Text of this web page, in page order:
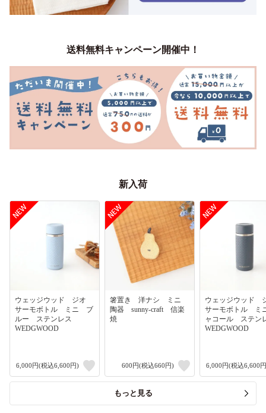
送料無料キャンペーン開催中！
新入荷
ウェッジウッド ジオ
サーモボトル ミニ ブ
ルー ステンレス
WEDGWOOD
6,000円(税込6,600円)
箸置き 洋ナシ ミニ
陶器 sunny-craft 信楽
焼
600円(税込660円)
ウェッジウッド
サーモボトル
ャコール ステ
WEDGWOOD
6,000円(税込6,600
もっと見る